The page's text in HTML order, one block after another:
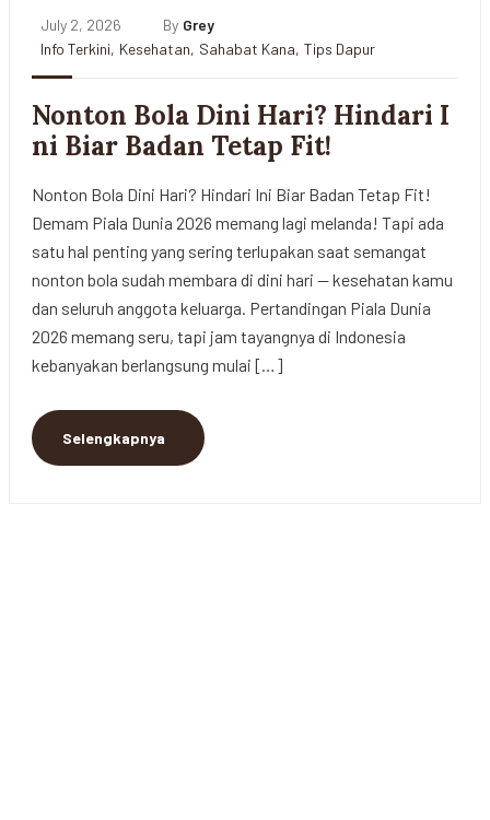
July 2, 2026 By Grey
Info Terkini, Kesehatan, Sahabat Kana, Tips Dapur
Nonton Bola Dini Hari? Hindari I
ni Biar Badan Tetap Fit!
Nonton Bola Dini Hari? Hindari Ini Biar Badan Tetap Fit!
Demam Piala Dunia 2026 memang lagi melanda! Tapi ada
satu hal penting yang sering terlupakan saat semangat
nonton bola sudah membara di dini hari — kesehatan kamu
dan seluruh anggota keluarga. Pertandingan Piala Dunia
2026 memang seru, tapi jam tayangnya di Indonesia
kebanyakan berlangsung mulai […]
Selengkapnya